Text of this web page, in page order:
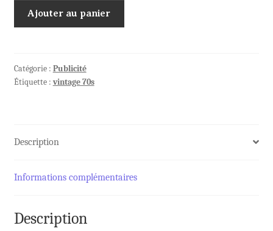
PRINTEMPS
1977
Ajouter au panier
Catégorie : Publicité
Étiquette : vintage 70s
Description
Informations complémentaires
Description